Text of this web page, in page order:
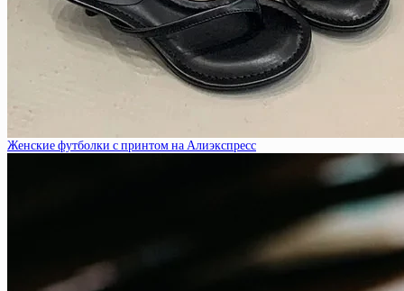
Женские футболки с принтом на Алиэкспресс